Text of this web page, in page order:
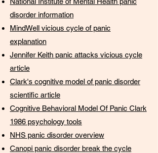
disorder information
MindWell vicious cycle of panic
explanation
Jennifer Keith panic attacks vicious cycle
article
Clark's cognitive model of panic disorder
scientific article
Cognitive Behavioral Model Of Panic Clark
1986 psychology tools
NHS panic disorder overview
Canopi panic disorder break the cycle